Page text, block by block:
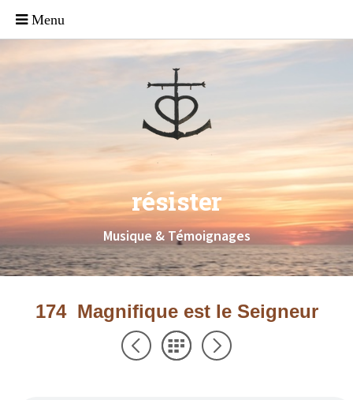
résister
Musique & Témoignages
174 Magnifique est le Seigneur